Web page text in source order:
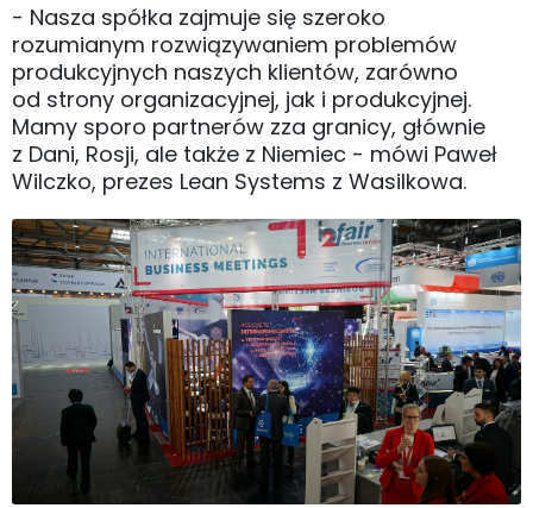
- Nasza spółka zajmuje się szeroko
rozumianym rozwiązywaniem problemów
produkcyjnych naszych klientów, zarówno
od strony organizacyjnej, jak i produkcyjnej.
Mamy sporo partnerów zza granicy, głównie
z Dani, Rosji, ale także z Niemiec - mówi Paweł
Wilczko, prezes Lean Systems z Wasilkowa.